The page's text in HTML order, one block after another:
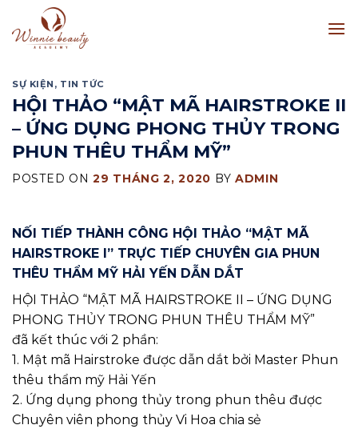
to
content
SỰ KIỆN , TIN TỨC
HỘI THẢO “MẬT MÃ HAIRSTROKE II
– ỨNG DỤNG PHONG THỦY TRONG
PHUN THÊU THẨM MỸ”
POSTED ON 29 THÁNG 2, 2020 BYADMIN
NỐI TIẾP THÀNH CÔNG HỘI THẢO “MẬT MÃ
HAIRSTROKE I” TRỰC TIẾP CHUYÊN GIA PHUN
THÊU THẨM MỸ HẢI YẾN DẪN DẮT
HỘI THẢO “MẬT MÃ HAIRSTROKE II – ỨNG DỤNG
PHONG THỦY TRONG PHUN THÊU THẨM MỸ”
đã kết thúc với 2 phần:
1. Mật mã Hairstroke được dẫn dắt bởi Master Phun
thêu thẩm mỹ Hải Yến
2. Ứng dụng phong thủy trong phun thêu được
Chuyên viên phong thủy Vi Hoa chia sẻ